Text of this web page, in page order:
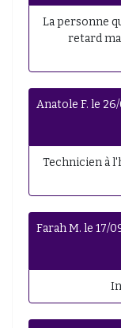
La personne
retard
Anatole F. le
Technicien à
Farah M. le 17/